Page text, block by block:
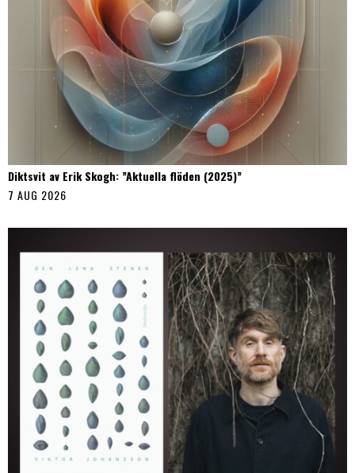
Diktsvit av Erik Skogh: ”Aktuella flöden (2025)”
7 AUG 2026